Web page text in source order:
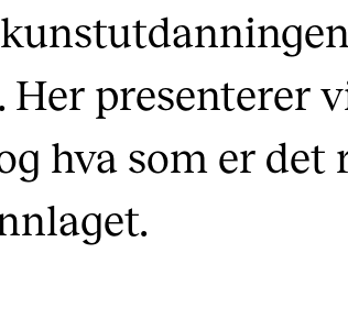
Her presenterer
hva som er det